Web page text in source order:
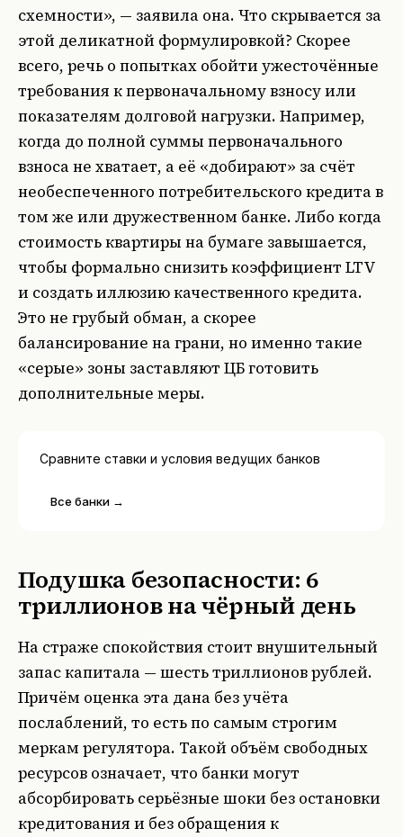
схемности», — заявила она. Что скрывается за
этой деликатной формулировкой? Скорее
всего, речь о попытках обойти ужесточённые
требования к первоначальному взносу или
показателям долговой нагрузки. Например,
когда до полной суммы первоначального
взноса не хватает, а её «добирают» за счёт
необеспеченного потребительского кредита в
том же или дружественном банке. Либо когда
стоимость квартиры на бумаге завышается,
чтобы формально снизить коэффициент LTV
и создать иллюзию качественного кредита.
Это не грубый обман, а скорее
балансирование на грани, но именно такие
«серые» зоны заставляют ЦБ готовить
дополнительные меры.
Сравните ставки и условия ведущих банков
Все банки →
Подушка безопасности: 6
триллионов на чёрный день
На страже спокойствия стоит внушительный
запас капитала — шесть триллионов рублей.
Причём оценка эта дана без учёта
послаблений, то есть по самым строгим
меркам регулятора. Такой объём свободных
ресурсов означает, что банки могут
абсорбировать серьёзные шоки без остановки
кредитования и без обращения к